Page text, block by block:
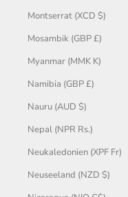
Montserrat (XCD $)
Mosambik (GBP £)
Myanmar (MMK K)
Namibia (GBP £)
Nauru (AUD $)
Nepal (NPR Rs.)
Neukaledonien (XPF Fr)
Neuseeland (NZD $)